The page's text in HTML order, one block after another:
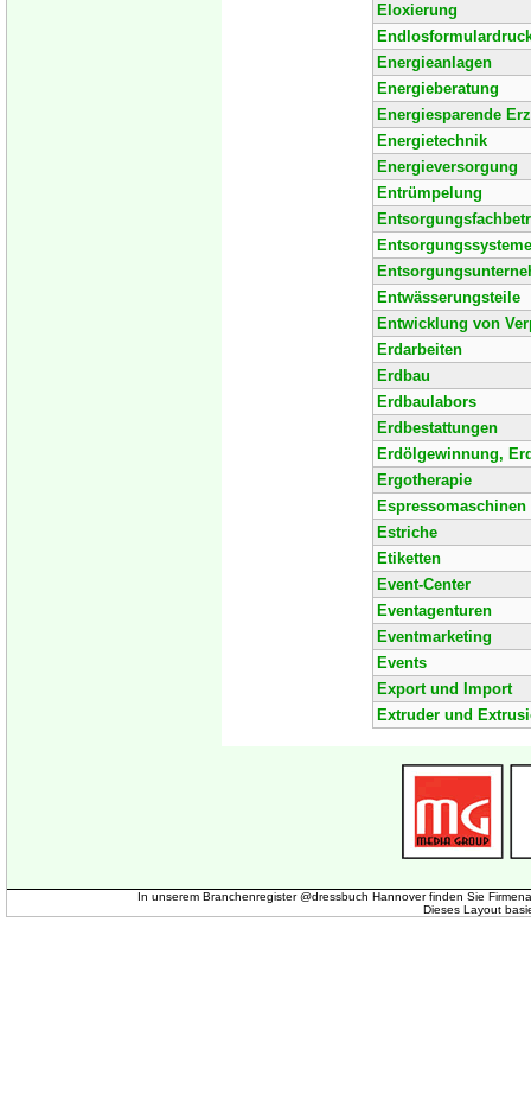
Eloxierung
Energieanlagen
Energieberatung
Energiesparende
Energietechnik
Energieversorgung
Entrümpelung
Entsorgungssysteme
Entwässerungsteile
Entwicklung von
Erdarbeiten
Erdbau
Erdbaulabors
Erdbestattungen
Erdölgewinnung,
Ergotherapie
Espressomaschinen
Estriche
Etiketten
Event-Center
Eventagenturen
Eventmarketing
Events
Export und Import
Extruder und
In unserem Branchenregister @dressbuch Hannover finden Sie
Dieses Layout